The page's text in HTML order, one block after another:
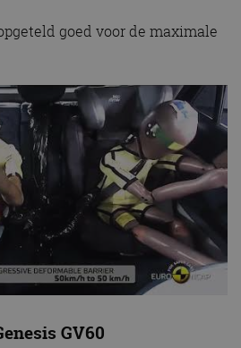
goed voor de maximale
GV60